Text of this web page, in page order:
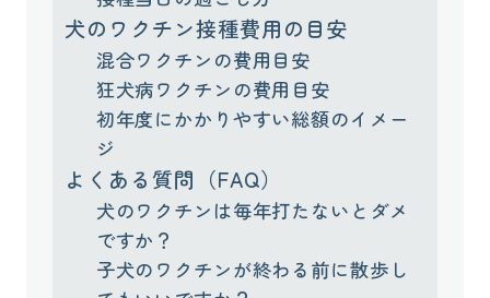
犬のワクチン接種費用の目安
混合ワクチンの費用目安
狂犬病ワクチンの費用目安
初年度にかかりやすい総額のイメー
ジ
よくある質問（FAQ）
犬のワクチンは毎年打たないとダメ
ですか？
子犬のワクチンが終わる前に散歩し